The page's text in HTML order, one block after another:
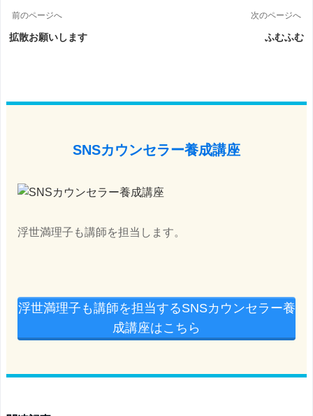
前のページへ
拡散お願いします
次のページへ
ふむふむ
SNSカウンセラー養成講座
浮世満理子も講師を担当します。
浮世満理子も講師を担当するSNSカウンセラー養
成講座はこちら